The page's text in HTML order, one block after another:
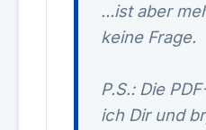
...ist aber
keine Frage.
P.S.: Die
ich Dir und